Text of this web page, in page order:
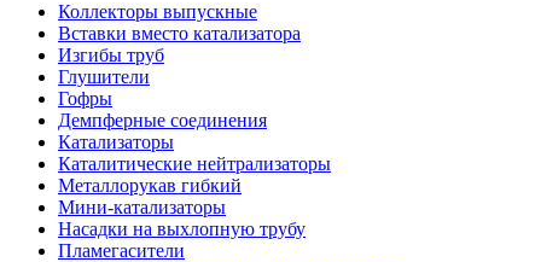
Коллекторы выпускные
Вставки вместо катализатора
Изгибы труб
Глушители
Гофры
Демпферные соединения
Катализаторы
Каталитические нейтрализаторы
Металлорукав гибкий
Мини-катализаторы
Насадки на выхлопную трубу
Пламегасители